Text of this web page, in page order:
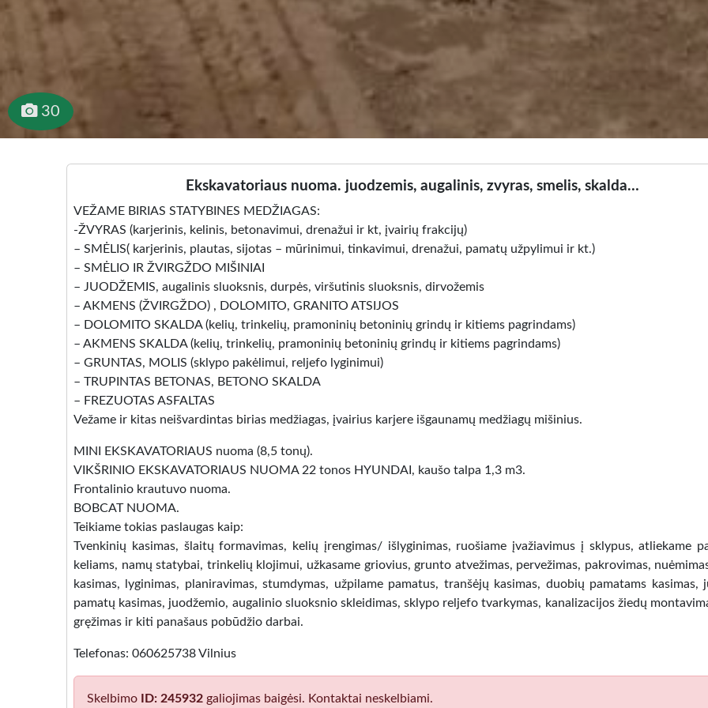
30
Ekskavatoriaus nuoma. juodzemis, augalinis, zvyras, smelis, skalda…
VEŽAME BIRIAS STATYBINES MEDŽIAGAS:
-ŽVYRAS (karjerinis, kelinis, betonavimui, drenažui ir kt, įvairių frakcijų)
– SMĖLIS( karjerinis, plautas, sijotas – mūrinimui, tinkavimui, drenažui, pamatų užpylimui ir kt.)
– SMĖLIO IR ŽVIRGŽDO MIŠINIAI
– JUODŽEMIS, augalinis sluoksnis, durpės, viršutinis sluoksnis, dirvožemis
– AKMENS (ŽVIRGŽDO) , DOLOMITO, GRANITO ATSIJOS
– DOLOMITO SKALDA (kelių, trinkelių, pramoninių betoninių grindų ir kitiems pagrindams)
– AKMENS SKALDA (kelių, trinkelių, pramoninių betoninių grindų ir kitiems pagrindams)
– GRUNTAS, MOLIS (sklypo pakėlimui, reljefo lyginimui)
– TRUPINTAS BETONAS, BETONO SKALDA
– FREZUOTAS ASFALTAS
Vežame ir kitas neišvardintas birias medžiagas, įvairius karjere išgaunamų medžiagų mišinius.
MINI EKSKAVATORIAUS nuoma (8,5 tonų).
VIKŠRINIO EKSKAVATORIAUS NUOMA 22 tonos HYUNDAI, kaušo talpa 1,3 m3.
Frontalinio krautuvo nuoma.
BOBCAT NUOMA.
Teikiame tokias paslaugas kaip:
Tvenkinių kasimas, šlaitų formavimas, kelių įrengimas/ išlyginimas, ruošiame įvažiavimus į sklypus, atliekame
keliams, namų statybai, trinkelių klojimui, užkasame griovius, grunto atvežimas, pervežimas, pakrovimas,
kasimas, lyginimas, planiravimas, stumdymas, užpilame pamatus, tranšėjų kasimas, duobių pamatams kasimas,
pamatų kasimas, juodžemio, augalinio sluoksnio skleidimas, sklypo reljefo tvarkymas, kanalizacijos žiedų
gręžimas ir kiti panašaus pobūdžio darbai.
Telefonas: 060625738 Vilnius
Skelbimo ID: 245932 galiojimas baigėsi. Kontaktai neskelbiami.